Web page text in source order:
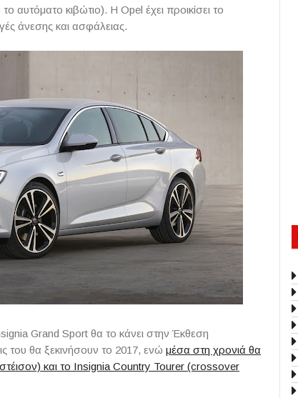
αυτόματο κιβώτιο). Η Opel έχει προικίσει το
άνεσης και ασφάλειας.
Grand Sport θα το κάνει στην Έκθεση
του θα ξεκινήσουν το 2017, ενώ μέσα στη χρονιά θα
και το Insignia Country Tourer (crossover